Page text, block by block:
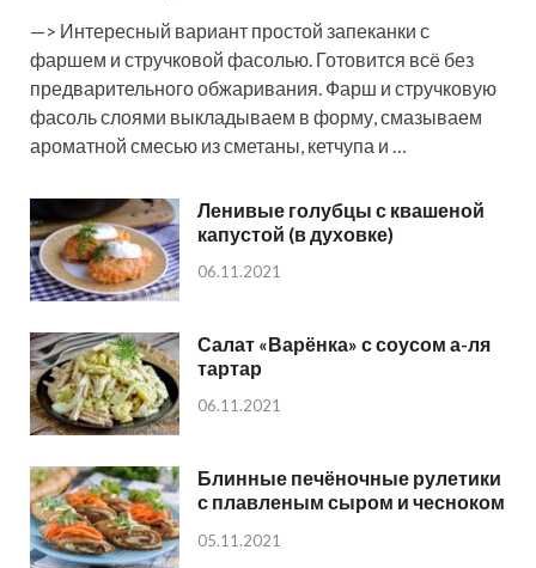
—> Интересный вариант простой запеканки с
фаршем и стручковой фасолью. Готовится всё без
предварительного обжаривания. Фарш и стручковую
фасоль слоями выкладываем в форму, смазываем
ароматной смесью из сметаны, кетчупа и …
Ленивые голубцы с квашеной
капустой (в духовке)
06.11.2021
Салат «Варёнка» с соусом а-ля
тартар
06.11.2021
Блинные печёночные рулетики
с плавленым сыром и чесноком
05.11.2021